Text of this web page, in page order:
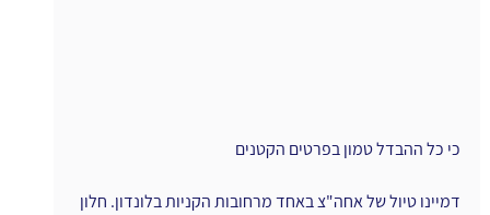
כי כל ההבדל טמון בפרטים הקטנים
דמיינו טיול של אחה"צ באחד מרחובות הקניות בלונדון. חלון